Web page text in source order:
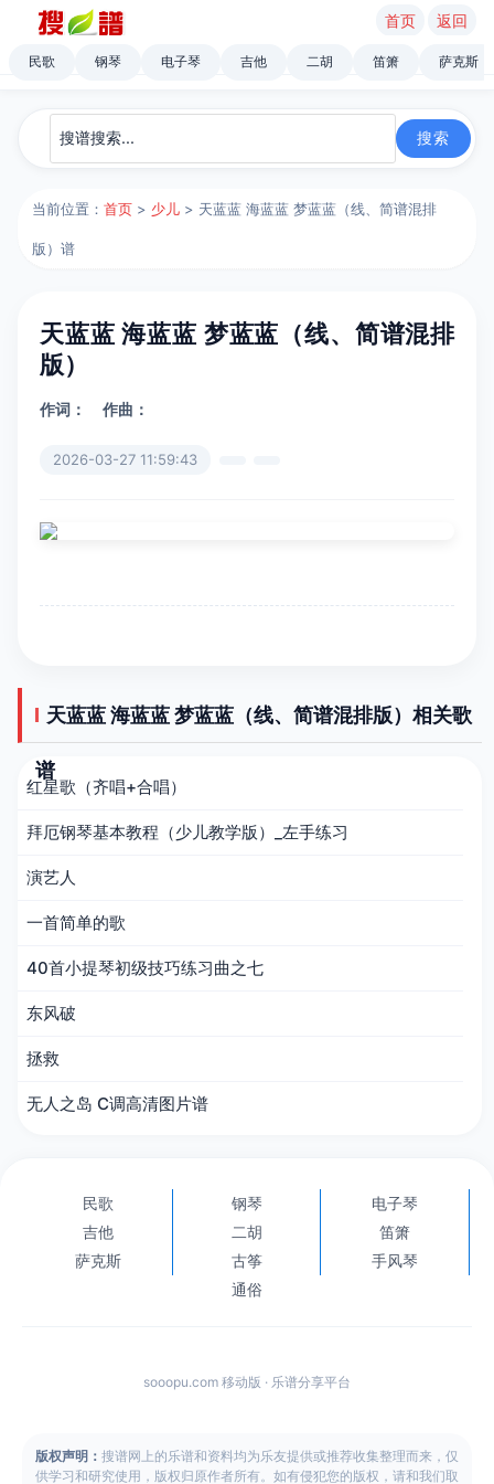
首页 返回
民歌 钢琴 电子琴 吉他 二胡 笛箫 萨克斯
当前位置：首页 > 少儿 > 天蓝蓝 海蓝蓝 梦蓝蓝（线、简谱混排
版）谱
天蓝蓝 海蓝蓝 梦蓝蓝（线、简谱混排
版）
作词： 作曲：
2026-03-27 11:59:43
天蓝蓝 海蓝蓝 梦蓝蓝（线、简谱混排版）相关歌
谱
红星歌（齐唱+合唱）
拜厄钢琴基本教程（少儿教学版）_左手练习
演艺人
一首简单的歌
40首小提琴初级技巧练习曲之七
东风破
拯救
无人之岛 C调高清图片谱
民歌 钢琴
电子琴
吉他
二胡
笛箫
萨克斯
古筝
手风琴
通俗
sooopu.com 移动版 · 乐谱分享平台
版权声明： 搜谱网上的乐谱和资料均为乐友提供或推荐收集整理而来，仅
供学习和研究使用，版权归原作者所有。如有侵犯您的版权，请和我们取